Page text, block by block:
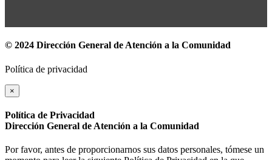
© 2024 Dirección General de Atención a la Comunidad
Política de privacidad
×
Política de Privacidad
Dirección General de Atención a la Comunidad
Por favor, antes de proporcionarnos sus datos personales, tómese un